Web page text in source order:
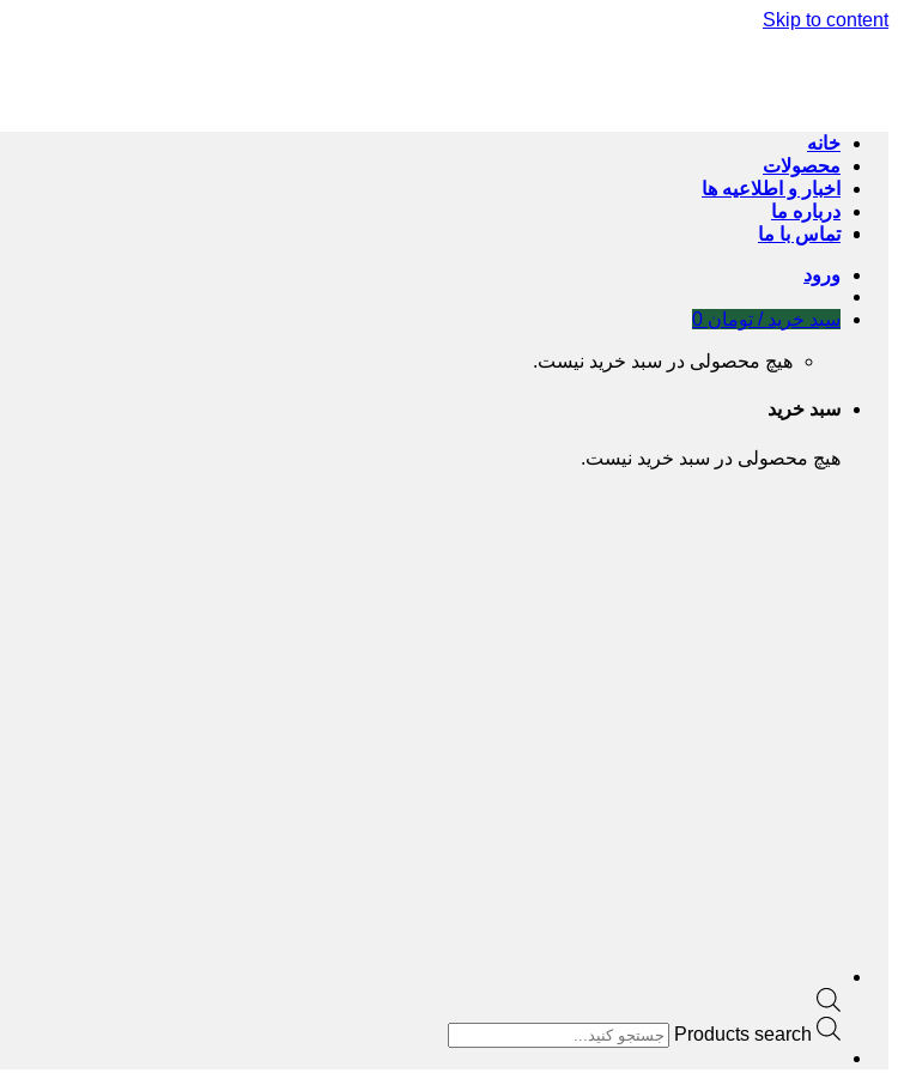
Skip to content
ورود
سبد خرید / تومان
هیچ محصولی در سبد خرید نیست.
سبد خرید
هیچ محصولی در سبد خرید نیست.
خانه
محصولات
اخبار و اطلاعیه ها
درباره ما
تماس با ما
Products search